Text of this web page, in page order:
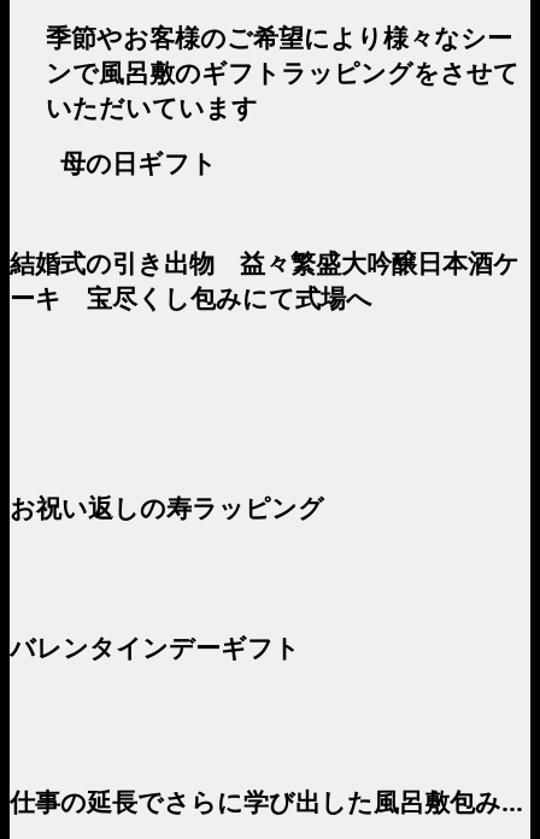
季節やお客様のご希望により様々なシー
ンで風呂敷のギフトラッピングをさせて
いただいています
母の日ギフト
結婚式の引き出物 益々繁盛大吟醸日本酒ケ
ーキ 宝尽くし包みにて式場へ
お祝い返しの寿ラッピング
バレンタインデーギフト
仕事の延長でさらに学び出した風呂敷包み…